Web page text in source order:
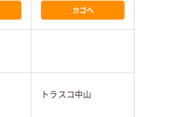
カゴへ
トラスコ中山